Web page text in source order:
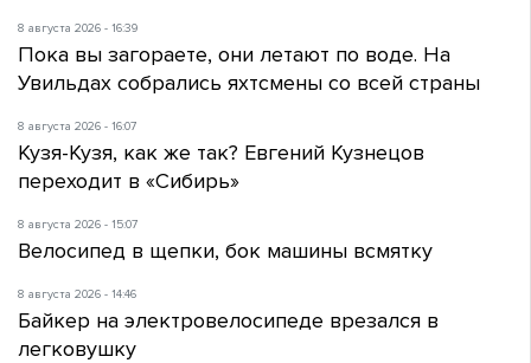
8 августа 2026 - 16:39
Пока вы загораете, они летают по воде. На
Увильдах собрались яхтсмены со всей страны
8 августа 2026 - 16:07
Кузя-Кузя, как же так? Евгений Кузнецов
переходит в «Сибирь»
8 августа 2026 - 15:07
Велосипед в щепки, бок машины всмятку
8 августа 2026 - 14:46
Байкер на электровелосипеде врезался в
легковушку